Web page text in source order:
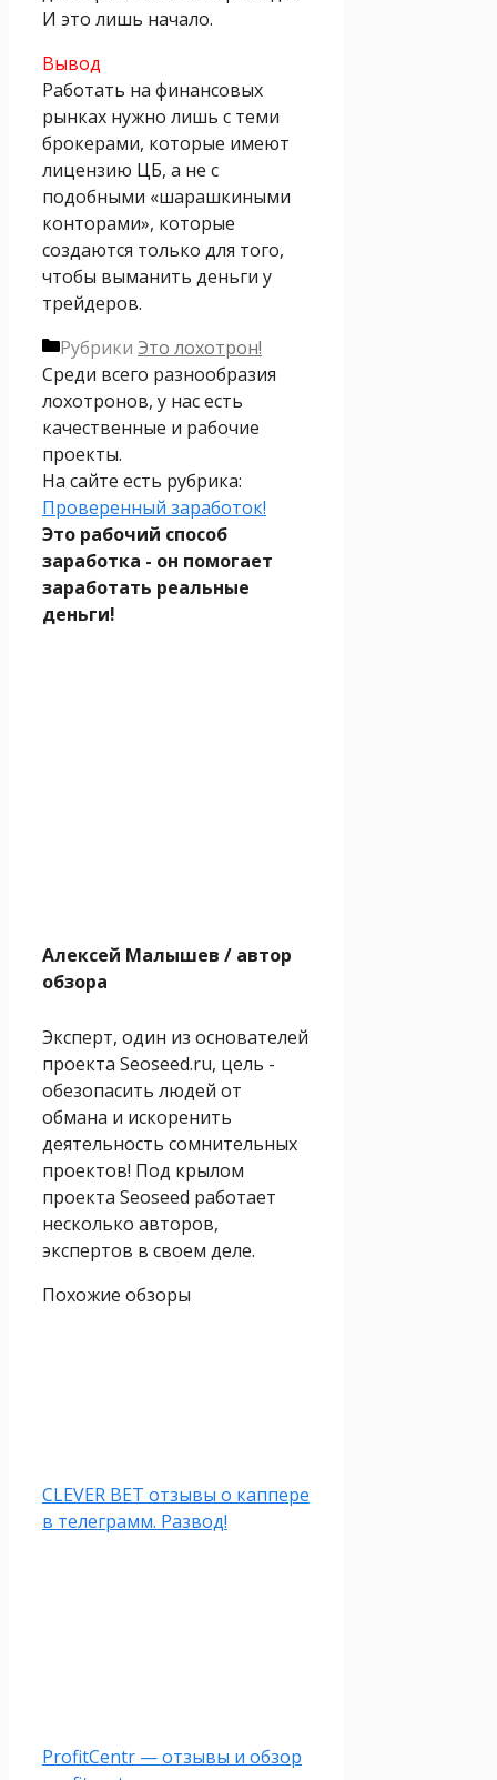
И это лишь начало.
Вывод
Работать на финансовых
рынках нужно лишь с теми
брокерами, которые имеют
лицензию ЦБ, а не с
подобными «шарашкиными
конторами», которые
создаются только для того,
чтобы выманить деньги у
трейдеров.
Рубрики Это лохотрон!
Среди всего разнообразия
лохотронов, у нас есть
качественные и рабочие
проекты.
На сайте есть рубрика:
Проверенный заработок!
Это рабочий способ
заработка - он помогает
заработать реальные
деньги!
Алексей Малышев / автор
обзора
Эксперт, один из основателей
проекта Seoseed.ru, цель -
обезопасить людей от
обмана и искоренить
деятельность сомнительных
проектов! Под крылом
проекта Seoseed работает
несколько авторов,
экспертов в своем деле.
Похожие обзоры
CLEVER BET отзывы о каппере
в телеграмм. Развод!
ProfitCentr — отзывы и обзор